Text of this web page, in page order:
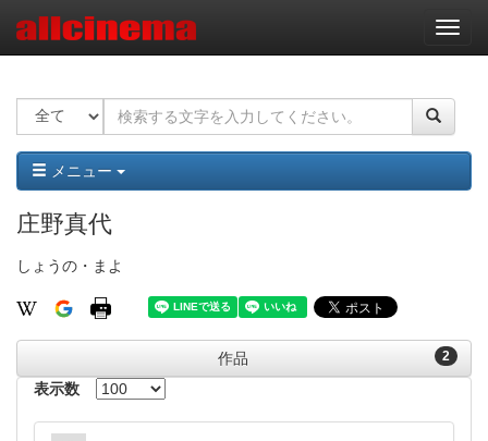
ナ
ビ
ー
ョ
ン
メニュー
庄野真代
しょうの・まよ
2
作品
表示数